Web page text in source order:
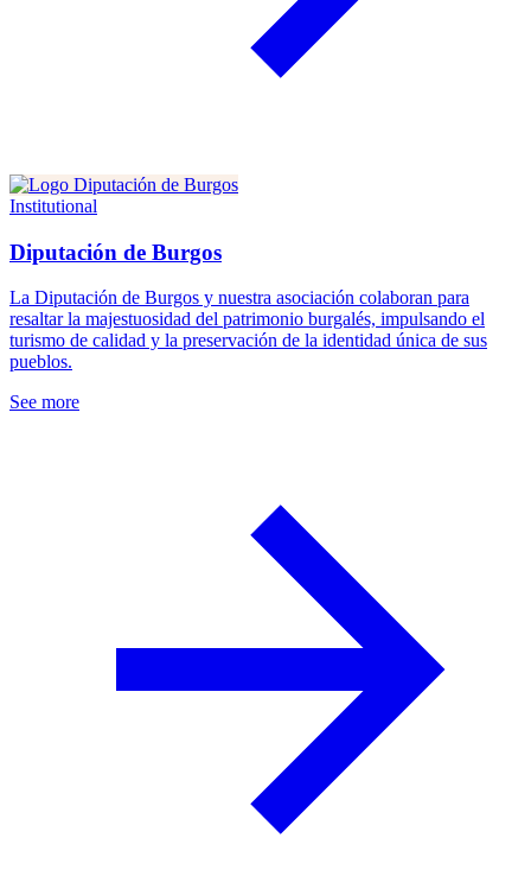
Institutional
Diputación de Burgos
La Diputación de Burgos y nuestra asociación colaboran para
resaltar la majestuosidad del patrimonio burgalés, impulsando el
turismo de calidad y la preservación de la identidad única de sus
pueblos.
See more